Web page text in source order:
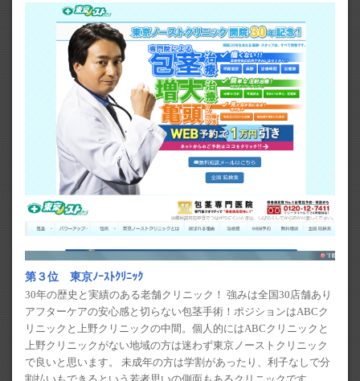
第３位 東京ﾉｰｽﾄｸﾘﾆｯｸ
30年の歴史と実績のある老舗クリニック！ 強みは全国30店舗あり
アフターケアの安心感と切らない包茎手術！ポジションはABCク
リニックと上野クリニックの中間。個人的にはABCクリニックと
上野クリニックがない地域の方は迷わず東京ノーストクリニック
で良いと思います。 未成年の方は学割があったり、利子なしで分